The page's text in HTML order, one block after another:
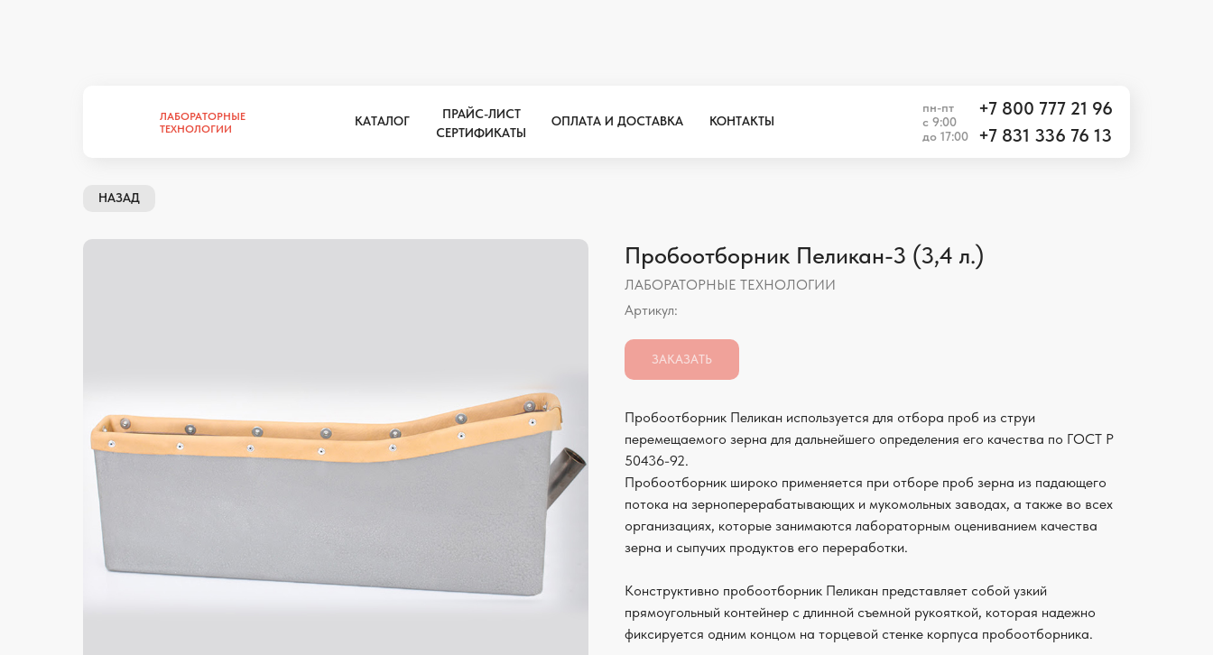
ЛАБОРАТОРНЫЕ
ТЕХНОЛОГИИ
КАТАЛОГ
ПРАЙС-ЛИСТ
СЕРТИФИКАТЫ
ОПЛАТА И ДОСТАВКА КОНТАКТЫ
+7 831 336 76 13
+7 800 777 21 96
пн-пт
с 9:00
до 17:00
НАЗАД
Пробоотборник Пеликан-3 (3,4 л.)
ЛАБОРАТОРНЫЕ ТЕХНОЛОГИИ
Артикул:
ЗАКАЗАТЬ
Пробоотборник Пеликан используется для отбора проб из струи
перемещаемого зерна для дальнейшего определения его качества по ГОСТ Р
50436-92.
Пробоотборник широко применяется при отборе проб зерна из падающего
потока на зерноперерабатывающих и мукомольных заводах, а также во всех
организациях, которые занимаются лабораторным оцениванием качества
зерна и сыпучих продуктов его переработки.
Конструктивно пробоотборник Пеликан представляет собой узкий
прямоугольный контейнер с длинной съемной рукояткой, которая надежно
фиксируется одним концом на торцевой стенке корпуса пробоотборника.